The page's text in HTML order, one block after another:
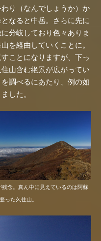
り（なんでしょうか）か
なると中岳。さらに先に
分岐しており色々ありま
を経由していくことに。
ことになりますが、下っ
山含む絶景が広がってい
調べるにあたり、例の如
した。
念。真ん中に見えているのは阿蘇
った久住山。